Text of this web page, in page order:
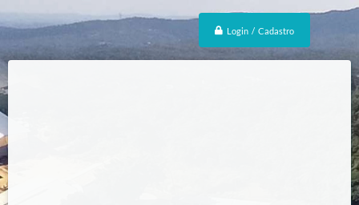
Login / Cadastro